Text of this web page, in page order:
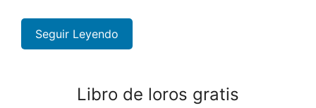
Seguir Leyendo
Libro de loros gratis